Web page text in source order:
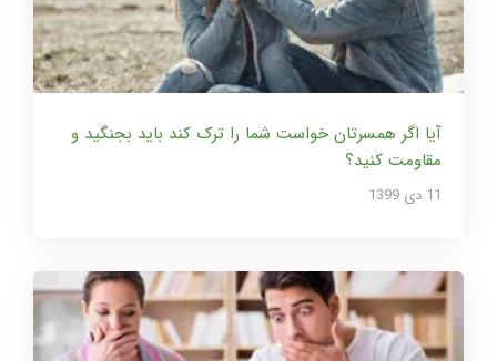
آیا اگر همسرتان خواست شما را ترک کند باید بجنگید و
مقاومت کنید؟
11 دی 1399